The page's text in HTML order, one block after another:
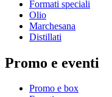
Formati speciali
Olio
Marchesana
Distillati
Promo e eventi
Promo e box